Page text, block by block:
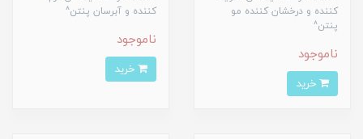
کننده و درخشان کننده مو
پنتن^
ناموجود
کننده و آبرسان پنتن^
ناموجود